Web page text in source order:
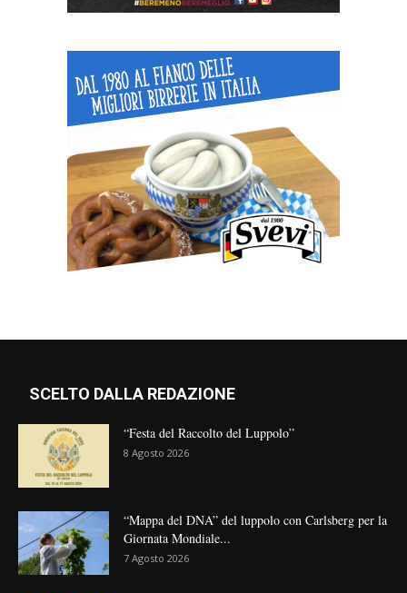
SCELTO DALLA REDAZIONE
“Festa del Raccolto del Luppolo”
8 Agosto 2026
“Mappa del DNA” del luppolo con Carlsberg per la
Giornata Mondiale...
7 Agosto 2026